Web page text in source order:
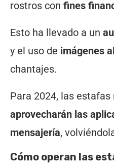
rostros con fines
Esto ha llevado a un
y el uso de imágenes
chantajes.
Para 2024, las
aprovecharán las
mensajería,
Cómo operan las